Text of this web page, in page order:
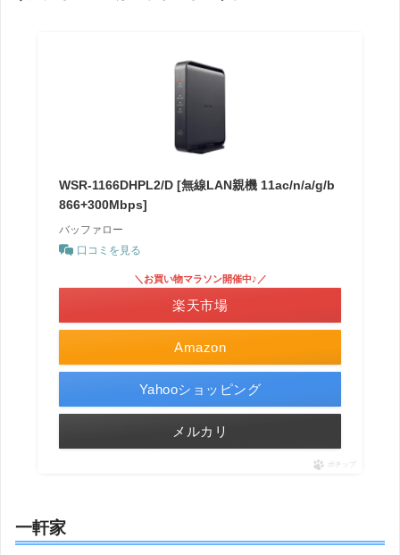
WSR-1166DHPL2/D [無線LAN親機 11ac/n/a/g/b
866+300Mbps]
バッファロー
口コミを見る
Amazon
＼お買い物マラソン開催中♪／
楽天市場
Yahooショッピング
メルカリ
ポチップ
一軒家